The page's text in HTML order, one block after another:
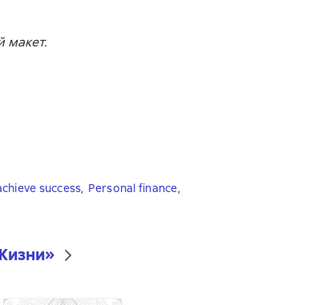
макет.
success, Personal finance,
»